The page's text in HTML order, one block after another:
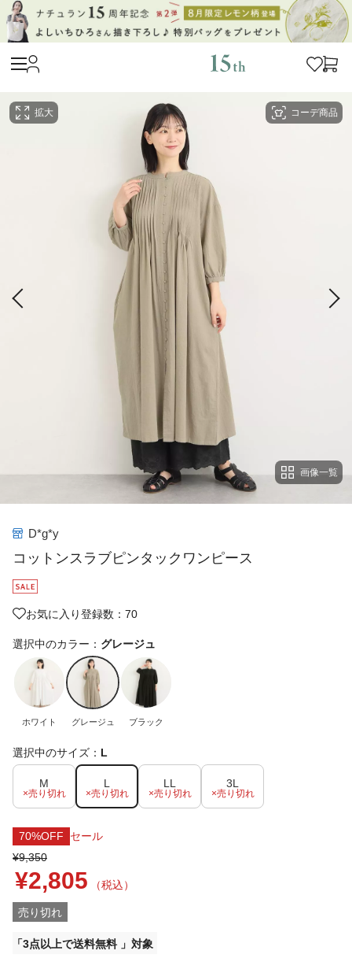
コーデ商品
拡大
画像一覧
D*g*y
コットンスラブピンタックワンピース
お気に入り登録数：70
選択中のカラー： グレージュ
ホワイト グレージュ ブラック
選択中のサイズ： L
M
×売り切れ
L
×売り切れ
LL
×売り切れ
3L
×売り切れ
70%OFF
セール
¥9,350
¥2,805 （税込）
売り切れ
3点以上で送料無料